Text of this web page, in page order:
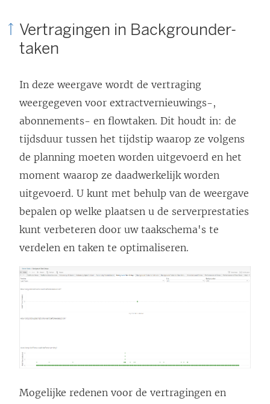
Vertragingen in Backgrounder-
taken
In deze weergave wordt de vertraging
weergegeven voor extractvernieuwings-,
abonnements- en flowtaken. Dit houdt in: de
tijdsduur tussen het tijdstip waarop ze volgens
de planning moeten worden uitgevoerd en het
moment waarop ze daadwerkelijk worden
uitgevoerd. U kunt met behulp van de weergave
bepalen op welke plaatsen u de serverprestaties
kunt verbeteren door uw taakschema's te
verdelen en taken te optimaliseren.
Mogelijke redenen voor de vertragingen en